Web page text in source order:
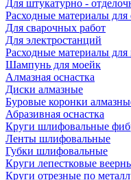
Для штукатурно -
Расходные материалы для
Для сварочных работ
Для электростанций
Расходные материалы
Шампунь для моейк
Алмазная оснастка
Диски алмазные
Буровые коронки
Абразивная оснастка
Круги шлифовальные
Ленты шлифовальные
Губки шлифовальные
Круги лепестковые
Круги отрезные по